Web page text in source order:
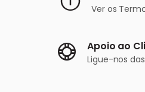
Ver os
Apoio ao
Ligue-nos